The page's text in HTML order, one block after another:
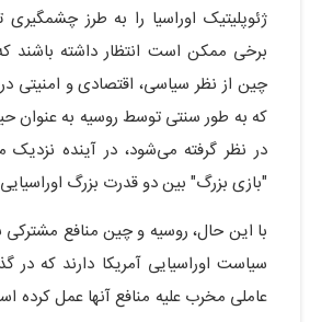
ژئوپلیتیک اوراسیا را به طرز چشمگیری
برخی ممکن است انتظار داشته باشند
چین از نظر سیاسی، اقتصادی و امنیتی
که به طور سنتی توسط روسیه به عنوان
در نظر گرفته می‌شود، در آینده نزدیک
"بازی بزرگ" بین دو قدرت بزرگ
با این حال، روسیه و چین منافع مشترکی
سیاست اوراسیایی آمریکا دارند که در
عاملی مخرب علیه منافع آنها عمل کرده